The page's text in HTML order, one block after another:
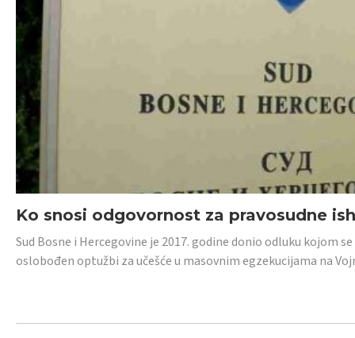
Ko snosi odgovornost za pravosudne
Sud Bosne i Hercegovine je 2017. godine donio odluku kojom
oslobođen optužbi za učešće u masovnim egzekucijama na